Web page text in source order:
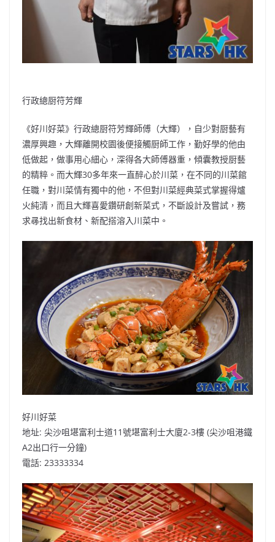
行政總厨符芳輝
《好川好菜》行政總厨符芳輝師傅（大輝），自少對厨藝有
濃厚興趣，大輝離開校園後便接觸厨師工作，勤好學的他由
低做起，做事用心細心，深得各大師傅器重，傾囊教授厨藝
的精粹。而大輝30多年來一直醉心於川菜，在不同的川菜館
任職，對川菜情有獨中的他，不但對川菜經典菜式掌握得爐
火純清，而且大輝喜愛鑽研創新菜式，不斷設計及嘗試，務
求㝷找出新食材、新配搭溶入川菜中。
好川好菜
地址: 尖沙咀堪富利士道11號堪富利士大廈2-3樓 (尖沙咀港鐵
A2出口行一分鐘)
電話: 23333334